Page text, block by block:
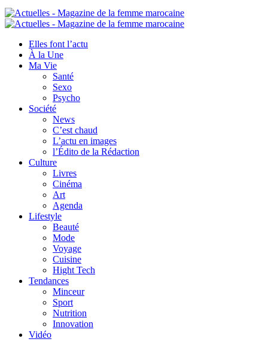
Elles font l’actu
À la Une
Ma Vie
Santé
Sexo
Psycho
Société
News
C’est chaud
L’actu en images
l’Édito de la Rédaction
Culture
Livres
Cinéma
Art
Agenda
Lifestyle
Beauté
Mode
Voyage
Cuisine
Hight Tech
Tendances
Minceur
Sport
Nutrition
Innovation
Vidéo